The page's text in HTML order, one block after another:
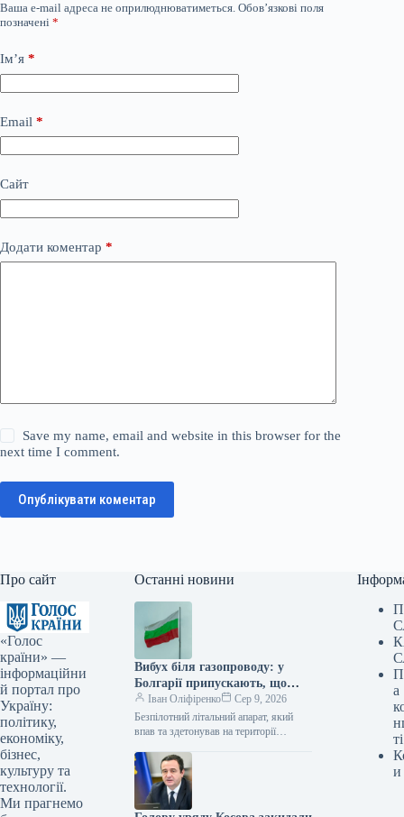
Ваша e-mail адреса не оприлюднюватиметься. Обов’язкові поля
позначені *
Ім’я *
Email *
Сайт
Додати коментар *
Save my name, email and website in this browser for the
next time I comment.
Опублікувати коментар
Про сайт
«Голос
країни» —
інформаційни
й портал про
Україну:
політику,
економіку,
бізнес,
культуру та
технології.
Ми прагнемо
Останні новини
Вибух біля газопроводу: у
Болгарії припускають, що
дрон міг належати Україні
Іван Оліфіренко
Сер 9, 2026
Безпілотний літальний апарат, який
впав та здетонував на території
найімовірніше, є дроном-приманкою
«Майя», що активно
використовується…
а
ті
и